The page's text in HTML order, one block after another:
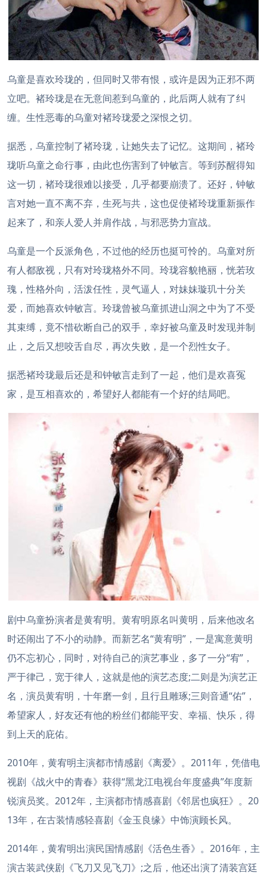
乌童是喜欢玲珑的，但同时又带有恨，或许是因为正邪不两
立吧。褚玲珑是在无意间惹到乌童的，此后两人就有了纠
缠。生性恶毒的乌童对褚玲珑爱之深恨之切。
据悉，乌童控制了褚玲珑，让她失去了记忆。这期间，褚玲
珑听乌童之命行事，由此也伤害到了钟敏言。等到苏醒得知
这一切，褚玲珑很难以接受，几乎都要崩溃了。还好，钟敏
言对她一直不离不弃，生死与共，这也促使褚玲珑重新振作
起来了，和亲人爱人并肩作战，与邪恶势力宣战。
乌童是一个反派角色，不过他的经历也挺可怜的。乌童对所
有人都敌视，只有对玲珑格外不同。玲珑容貌艳丽，恍若玫
瑰，性格外向，活泼任性，灵气逼人，对妹妹璇玑十分关
爱，而她喜欢钟敏言。玲珑曾被乌童抓进山洞之中为了不受
其束缚，竟不惜砍断自己的双手，幸好被乌童及时发现并制
止，之后又想咬舌自尽，再次失败，是一个烈性女子。
据悉褚玲珑最后还是和钟敏言走到了一起，他们是欢喜冤
家，是互相喜欢的，希望好人都能有一个好的结局吧。
剧中乌童扮演者是黄宥明。黄宥明原名叫黄明，后来他改名
时还闹出了不小的动静。而新艺名“黄宥明”，一是寓意黄明
仍不忘初心，同时，对待自己的演艺事业，多了一分“宥”，
严于律己，宽于律人，这就是他的演艺态度;二则是为演艺正
名，演员黄宥明，十年磨一剑，且行且雕琢;三则音通“佑”，
希望家人，好友还有他的粉丝们都能平安、幸福、快乐，得
到上天的庇佑。
2010年，黄宥明主演都市情感剧《离爱》。2011年，凭借电
视剧《战火中的青春》获得“黑龙江电视台年度盛典”年度新
锐演员奖。2012年，主演都市情感喜剧《邻居也疯狂》。20
13年，在古装情感轻喜剧《金玉良缘》中饰演顾长风。
2014年，黄宥明出演民国情感剧《活色生香》。2016年，主
演古装武侠剧《飞刀又见飞刀》;之后，他还出演了清装宫廷